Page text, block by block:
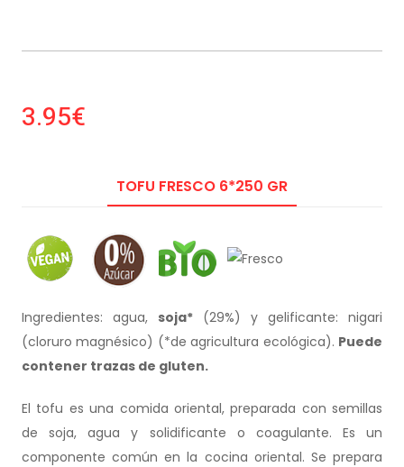
3.95€
TOFU FRESCO 6*250 GR
Ingredientes: agua, soja* (29%) y gelificante: nigari
(cloruro magnésico) (*de agricultura ecológica). Puede
contener trazas de gluten.
El tofu es una comida oriental, preparada con semillas
de soja, agua y solidificante o coagulante. Es un
componente común en la cocina oriental. Se prepara